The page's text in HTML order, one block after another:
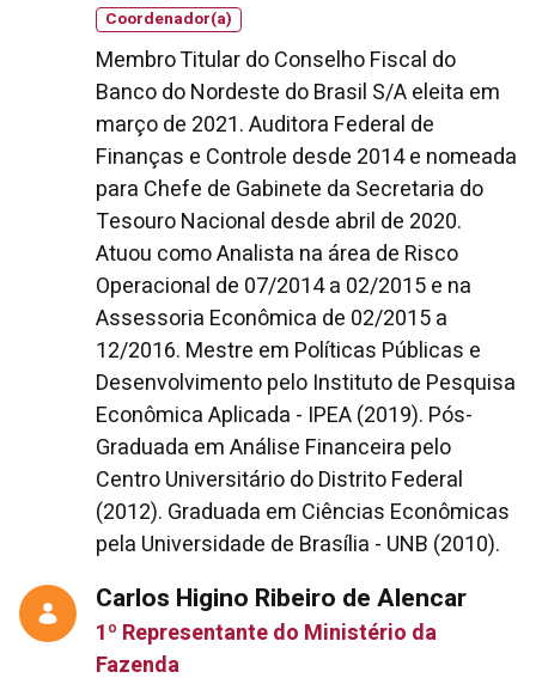
Coordenador(a)
Membro Titular do Conselho Fiscal do
Banco do Nordeste do Brasil S/A eleita em
março de 2021. Auditora Federal de
Finanças e Controle desde 2014 e nomeada
para Chefe de Gabinete da Secretaria do
Tesouro Nacional desde abril de 2020.
Atuou como Analista na área de Risco
Operacional de 07/2014 a 02/2015 e na
Assessoria Econômica de 02/2015 a
12/2016. Mestre em Políticas Públicas e
Desenvolvimento pelo Instituto de Pesquisa
Econômica Aplicada - IPEA (2019). Pós-
Graduada em Análise Financeira pelo
Centro Universitário do Distrito Federal
(2012). Graduada em Ciências Econômicas
pela Universidade de Brasília - UNB (2010).
Carlos Higino Ribeiro de Alencar
1º Representante do Ministério da
Fazenda